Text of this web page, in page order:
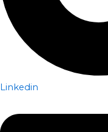
Linkedin